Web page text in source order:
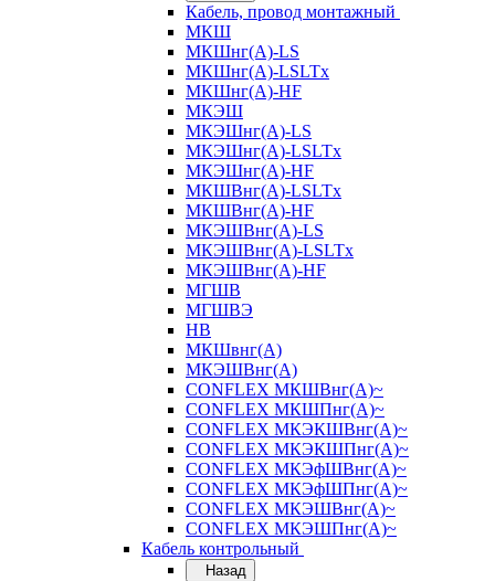
Кабель, провод монтажный
МКШ
МКШнг(А)-LS
МКШнг(А)-LSLTx
МКШнг(А)-HF
МКЭШ
МКЭШнг(А)-LS
МКЭШнг(А)-LSLTx
МКЭШнг(А)-HF
МКШВнг(A)-LSLTx
МКШВнг(А)-HF
МКЭШВнг(А)-LS
МКЭШВнг(A)-LSLTx
МКЭШВнг(А)-HF
МГШВ
МГШВЭ
НВ
МКШвнг(А)
МКЭШВнг(А)
CONFLEX МКШВнг(А)~
CONFLEX МКШПнг(А)~
CONFLEX МКЭКШВнг(А)~
CONFLEX МКЭКШПнг(А)~
CONFLEX МКЭфШВнг(А)~
CONFLEX МКЭфШПнг(А)~
CONFLEX МКЭШВнг(А)~
CONFLEX МКЭШПнг(А)~
Кабель контрольный
Назад